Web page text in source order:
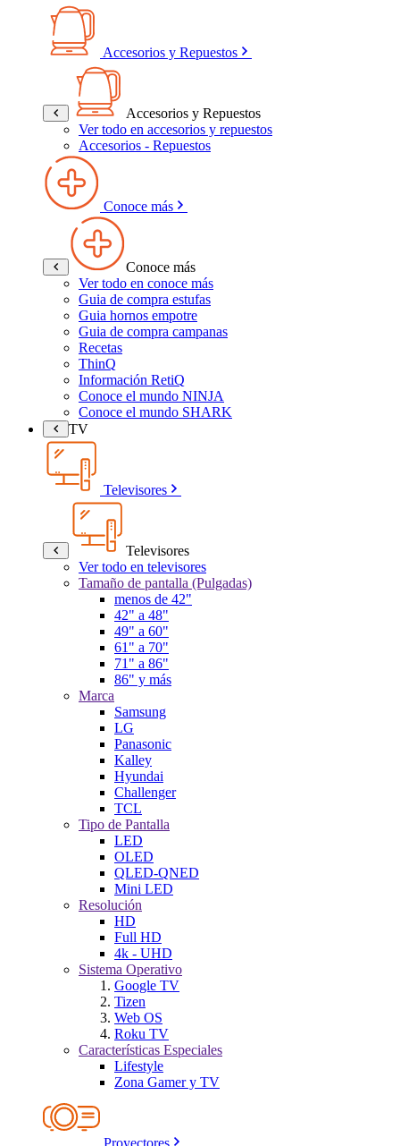
Accesorios y Repuestos
Accesorios y Repuestos
Ver todo en accesorios y repuestos
Accesorios - Repuestos
Conoce más
Conoce más
Ver todo en conoce más
Guia de compra estufas
Guia hornos empotre
Guia de compra campanas
Recetas
ThinQ
Información RetiQ
Conoce el mundo NINJA
Conoce el mundo SHARK
TV
Televisores
Televisores
Ver todo en televisores
Tamaño de pantalla (Pulgadas)
menos de 42"
42" a 48"
49" a 60"
61" a 70"
71" a 86"
86" y más
Marca
Samsung
LG
Panasonic
Kalley
Hyundai
Challenger
TCL
Tipo de Pantalla
LED
OLED
QLED-QNED
Mini LED
Resolución
HD
Full HD
4k - UHD
Sistema Operativo
Google TV
Tizen
Web OS
Roku TV
Características Especiales
Lifestyle
Zona Gamer y TV
Proyectores